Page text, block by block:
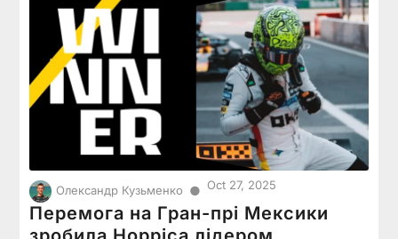
Олександр Кузьменко ● Oct 27, 2025
Перемога на Гран-прі Мексики